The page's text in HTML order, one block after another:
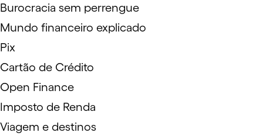
Burocracia sem perrengue
Mundo financeiro explicado
Pix
Cartão de Crédito
Open Finance
Imposto de Renda
Viagem e destinos